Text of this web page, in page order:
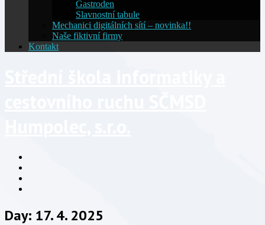
Gastroden
Slavnostní tabule
Mechanici digitálních sítí – novinka!!
Naše fiktivní firmy
Kontakt
Day: 17. 4. 2025